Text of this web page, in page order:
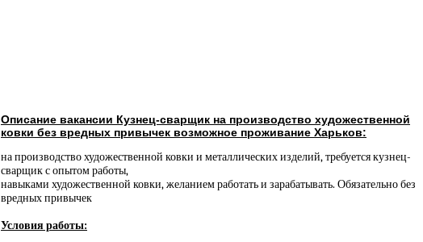
Описание вакансии Кузнец-сварщик на производство художественной
ковки без вредных привычек возможное проживание Харьков:
на производство художественной ковки и металлических изделий, требуется кузнец-
сварщик с опытом работы,
навыками художественной ковки, желанием работать и зарабатывать. Обязательно без
вредных привычек
Условия работы: